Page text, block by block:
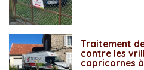
Traitement
contre les
capricornes